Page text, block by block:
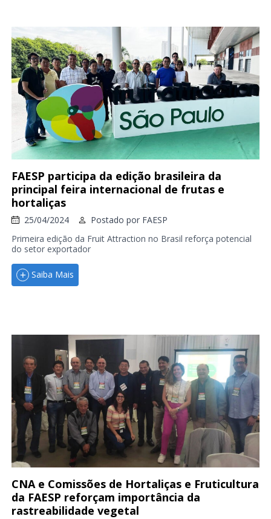
FAESP participa da edição brasileira da
principal feira internacional de frutas e
hortaliças
25/04/2024 Postado por FAESP
Primeira edição da Fruit Attraction no Brasil reforça potencial
do setor exportador
Saiba Mais
CNA e Comissões de Hortaliças e Fruticultura
da FAESP reforçam importância da
rastreabilidade vegetal